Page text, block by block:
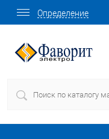
Определение